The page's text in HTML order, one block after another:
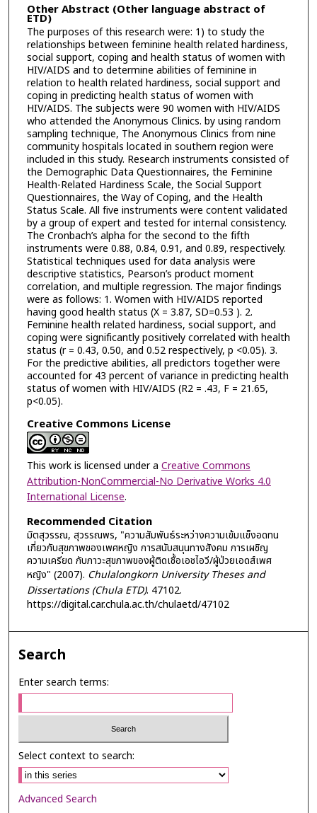
Other Abstract (Other language abstract of
ETD)
The purposes of this research were: 1) to study the
relationships between feminine health related hardiness,
social support, coping and health status of women with
HIV/AIDS and to determine abilities of feminine in
relation to health related hardiness, social support and
coping in predicting health status of women with
HIV/AIDS. The subjects were 90 women with HIV/AIDS
who attended the Anonymous Clinics. by using random
sampling technique, The Anonymous Clinics from nine
community hospitals located in southern region were
included in this study. Research instruments consisted of
the Demographic Data Questionnaires, the Feminine
Health-Related Hardiness Scale, the Social Support
Questionnaires, the Way of Coping, and the Health
Status Scale. All five instruments were content validated
by a group of expert and tested for internal consistency.
The Cronbach’s alpha for the second to the fifth
instruments were 0.88, 0.84, 0.91, and 0.89, respectively.
Statistical techniques used for data analysis were
descriptive statistics, Pearson’s product moment
correlation, and multiple regression. The major findings
were as follows: 1. Women with HIV/AIDS reported
having good health status (X = 3.87, SD=0.53 ). 2.
Feminine health related hardiness, social support, and
coping were significantly positively correlated with health
status (r = 0.43, 0.50, and 0.52 respectively, p <0.05). 3.
For the predictive abilities, all predictors together were
accounted for 43 percent of variance in predicting health
status of women with HIV/AIDS (R2 = .43, F = 21.65,
p<0.05).
Creative Commons License
This work is licensed under a Creative Commons
Attribution-NonCommercial-No Derivative Works 4.0
International License.
Recommended Citation
มิตสุวรรณ, สุวรรณพร, "ความสัมพันธ์ระหว่างความเข้มแข็งอดทน
เกี่ยวกับสุขภาพของเพศหญิง การสนับสนุนทางสังคม การเผชิญ
ความเครียด กับภาวะสุขภาพของผู้ติดเชื้อเอชไอวี/ผู้ป่วยเอดส์เพศ
หญิง" (2007). Chulalongkorn University Theses and
Dissertations (Chula ETD). 47102.
https://digital.car.chula.ac.th/chulaetd/47102
Search
Enter search terms:
Select context to search:
Advanced Search